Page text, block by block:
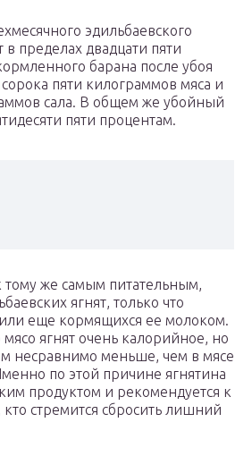
эдильбаевского
в пределах двадцати пяти
барана после убоя
пяти килограммов мяса и
сала. В общем же убойный
пяти процентам.
же самым питательным,
ягнят, только что
еще кормящихся ее молоком.
мясо ягнят очень калорийное, но
несравнимо меньше, чем в мясе
по этой причине ягнятина
продуктом и рекомендуется к
стремится сбросить лишний